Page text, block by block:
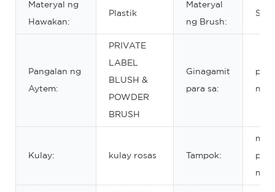
Materyal ng
Hawakan:
Plastik
Materyal
ng Brush:
Pangalan ng
Aytem:
PRIVATE
LABEL
BLUSH &
POWDER
BRUSH
Ginagamit
para sa:
Kulay: kulay rosas Tampok: